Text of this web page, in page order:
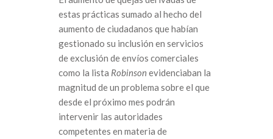
estas prácticas sumado al hecho del
aumento de ciudadanos que habían
gestionado su inclusión en servicios
de exclusión de envíos comerciales
como la lista Robinson evidenciaban la
magnitud de un problema sobre el que
desde el próximo mes podrán
intervenir las autoridades
competentes en materia de